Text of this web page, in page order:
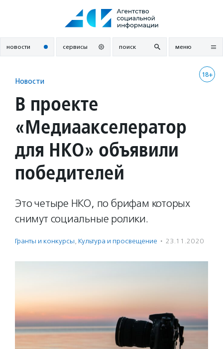
новости сервисы поиск меню
18+
Новости
В проекте
«Медиаакселератор
для НКО» объявили
победителей
Это четыре НКО, по брифам которых
снимут социальные ролики.
Гранты и конкурсы, Культура и просвещение · 23.11.2020